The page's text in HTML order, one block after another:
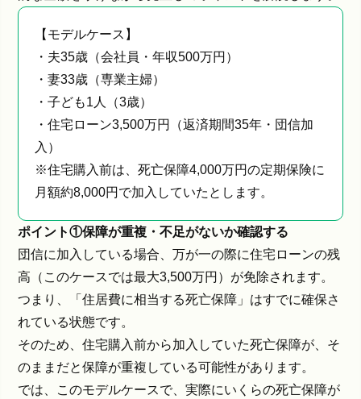
【モデルケース】
・夫35歳（会社員・年収500万円）
・妻33歳（専業主婦）
・子ども1人（3歳）
・住宅ローン3,500万円（返済期間35年・団信加
入）
※住宅購入前は、死亡保障4,000万円の定期保険に
月額約8,000円で加入していたとします。
ポイント①保障が重複・不足がないか確認する
団信に加入している場合、万が一の際に住宅ローンの残
高（このケースでは最大3,500万円）が免除されます。
つまり、「住居費に相当する死亡保障」はすでに確保さ
れている状態です。
そのため、住宅購入前から加入していた死亡保障が、そ
のままだと保障が重複している可能性があります。
では、このモデルケースで、実際にいくらの死亡保障が